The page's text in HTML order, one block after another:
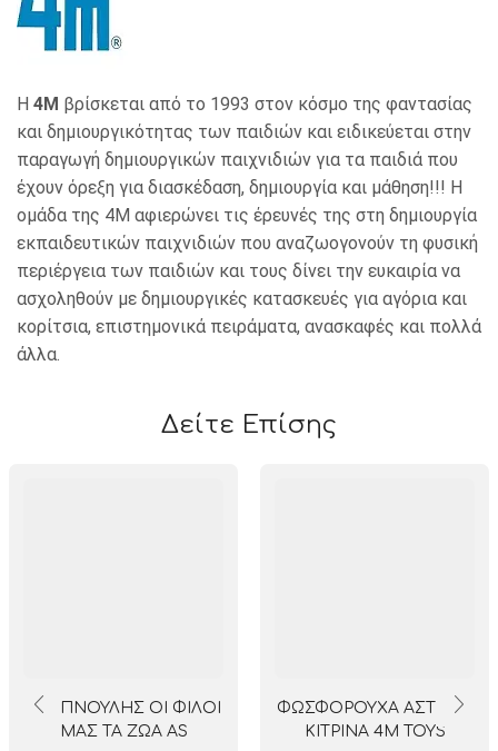
Η 4Μ βρίσκεται από το 1993 στον κόσμο της φαντασίας
και δημιουργικότητας των παιδιών και ειδικεύεται στην
παραγωγή δημιουργικών παιχνιδιών για τα παιδιά που
έχουν όρεξη για διασκέδαση, δημιουργία και μάθηση!!! Η
ομάδα της 4Μ αφιερώνει τις έρευνές της στη δημιουργία
εκπαιδευτικών παιχνιδιών που αναζωογονούν τη φυσική
περιέργεια των παιδιών και τους δίνει την ευκαιρία να
ασχοληθούν με δημιουργικές κατασκευές για αγόρια και
κορίτσια, επιστημονικά πειράματα, ανασκαφές και πολλά
άλλα.
Δείτε Επίσης
ΕΞΥΠΝΟΥΛΗΣ ΟΙ ΦΙΛΟΙ
ΜΑΣ ΤΑ ΖΩΑ AS
ΦΩΣΦΟΡΟΥΧΑ ΑΣΤΕΡΙΑ
ΚΙΤΡΙΝΑ 4M TOYS